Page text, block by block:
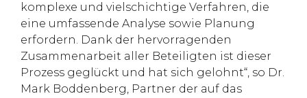
komplexe und vielschichtige Verfahren, die
eine umfassende Analyse sowie Planung
erfordern. Dank der hervorragenden
Zusammenarbeit aller Beteiligten ist dieser
Prozess geglückt und hat sich gelohnt“, so Dr.
Mark Boddenberg, Partner der auf das